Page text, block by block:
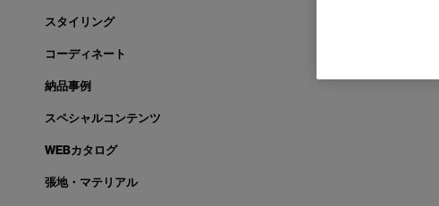
スタイリング
コーディネート
納品事例
スペシャルコンテンツ
WEBカタログ
張地・マテリアル